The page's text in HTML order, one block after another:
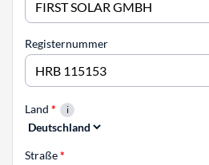
Registernummer
Land *
Straße*